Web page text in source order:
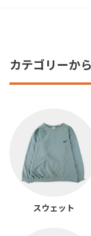
カテゴリーか
スウェット